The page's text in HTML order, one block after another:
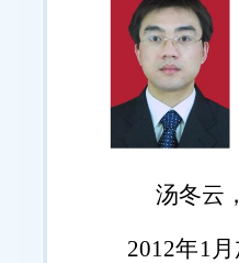
汤冬云
2012年1